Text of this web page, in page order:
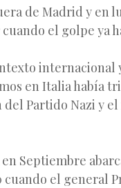
de Madrid y en
el golpe ya
internacional
en Italia había
Partido Nazi y
Septiembre
cuando el general